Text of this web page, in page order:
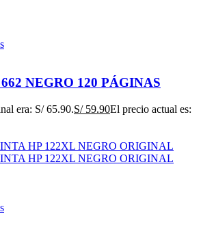
NEGRO 120 PÁGINAS
era: S/ 65.90.S/59.90El precio actual es: